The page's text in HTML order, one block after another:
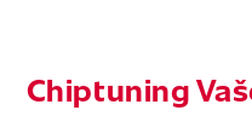
Chiptuning